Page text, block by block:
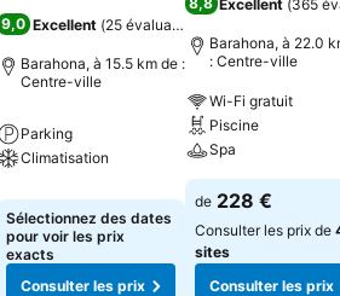
9,0 Excellent (25 évaluations
Barahona, à 15.5 km de :
Centre-ville
Parking
Climatisation
Sélectionnez des dates
pour voir les prix
exacts
Consulter les prix
Excellent (365
Barahona, à 22.0
: Centre-ville
Wi-Fi gratuit
Piscine
Spa
de 228 €
Consulter les prix de
sites
Consulter les prix